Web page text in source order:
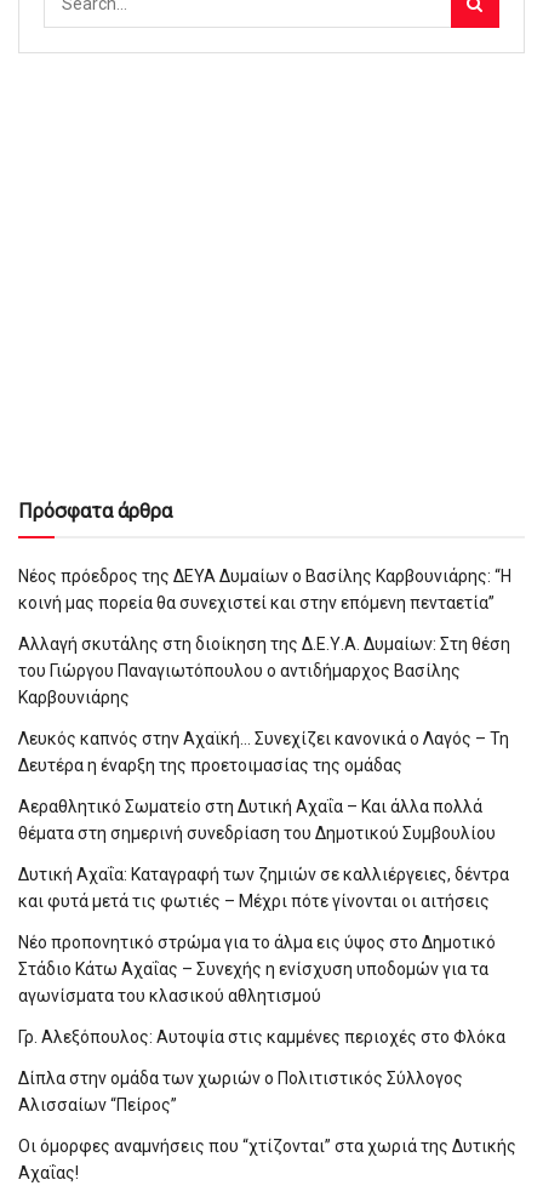
Πρόσφατα άρθρα
Νέος πρόεδρος της ΔΕΥΑ Δυμαίων ο Βασίλης Καρβουνιάρης: “Η
κοινή μας πορεία θα συνεχιστεί και στην επόμενη πενταετία”
Αλλαγή σκυτάλης στη διοίκηση της Δ.Ε.Υ.Α. Δυμαίων: Στη θέση
του Γιώργου Παναγιωτόπουλου ο αντιδήμαρχος Βασίλης
Καρβουνιάρης
Λευκός καπνός στην Αχαϊκή… Συνεχίζει κανονικά ο Λαγός – Τη
Δευτέρα η έναρξη της προετοιμασίας της ομάδας
Αεραθλητικό Σωματείο στη Δυτική Αχαΐα – Και άλλα πολλά
θέματα στη σημερινή συνεδρίαση του Δημοτικού Συμβουλίου
Δυτική Αχαΐα: Καταγραφή των ζημιών σε καλλιέργειες, δέντρα
και φυτά μετά τις φωτιές – Μέχρι πότε γίνονται οι αιτήσεις
Νέο προπονητικό στρώμα για το άλμα εις ύψος στο Δημοτικό
Στάδιο Κάτω Αχαΐας – Συνεχής η ενίσχυση υποδομών για τα
αγωνίσματα του κλασικού αθλητισμού
Γρ. Αλεξόπουλος: Αυτοψία στις καμμένες περιοχές στο Φλόκα
Δίπλα στην ομάδα των χωριών ο Πολιτιστικός Σύλλογος
Αλισσαίων “Πείρος”
Οι όμορφες αναμνήσεις που “χτίζονται” στα χωριά της Δυτικής
Αχαΐας!